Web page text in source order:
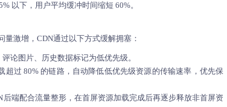
以下，用户平均缓冲时间缩短 60%。
量激增，CDN通过以下方式缓解拥塞：
论图片、历史数据标记为低优先级。
超过 80% 的链路，自动降低低优先级资源的传输速率，优先保
端配合流量整形，在首屏资源加载完成后再逐步释放非首屏资